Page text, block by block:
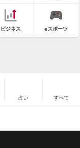
ビジネス eスポーツ
占い すべて